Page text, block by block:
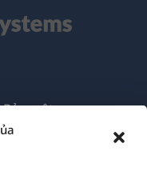
Bảo mật
chúng tôi